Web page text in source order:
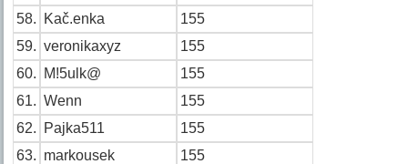
58.
Kač.enka
155
59. veronikaxyz
155
60.
M!5ulk@
155
61. Wenn
155
62.
Pajka511
155
63. markousek
155